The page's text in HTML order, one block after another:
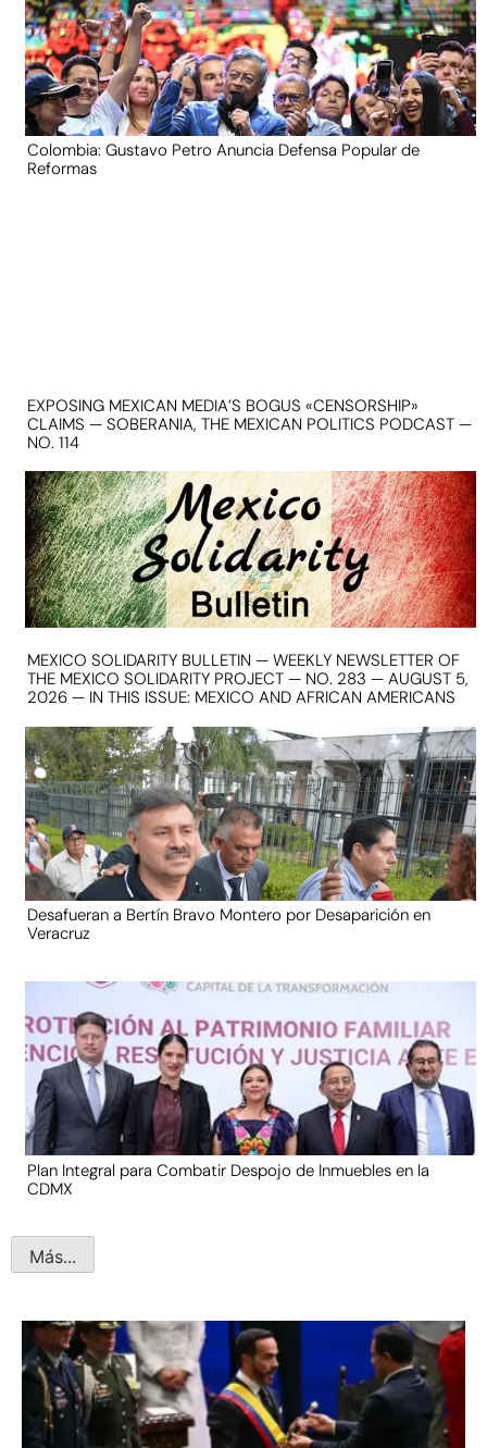
Colombia: Gustavo Petro Anuncia Defensa Popular de
Reformas
EXPOSING MEXICAN MEDIA’S BOGUS «CENSORSHIP»
CLAIMS — SOBERANIA, THE MEXICAN POLITICS PODCAST —
NO. 114
MEXICO SOLIDARITY BULLETIN — WEEKLY NEWSLETTER OF
THE MEXICO SOLIDARITY PROJECT — NO. 283 — AUGUST 5,
2026 — IN THIS ISSUE: MEXICO AND AFRICAN AMERICANS
Desafueran a Bertín Bravo Montero por Desaparición en
Veracruz
Plan Integral para Combatir Despojo de Inmuebles en la
CDMX
Más...